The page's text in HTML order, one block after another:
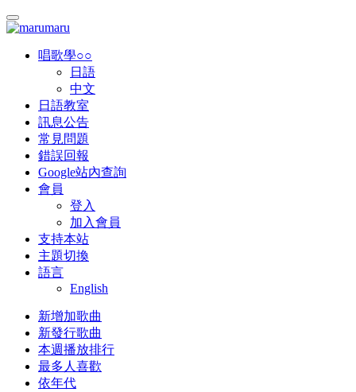
唱歌學○○
日語
中文
日語教室
訊息公告
常見問題
錯誤回報
Google站內查詢
會員
登入
加入會員
支持本站
主題切換
語言
English
新增加歌曲
新發行歌曲
本週播放排行
最多人喜歡
依年代